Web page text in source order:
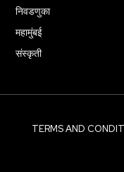
निवडणुका
महामुंबई
संस्कृती
TERMS AND